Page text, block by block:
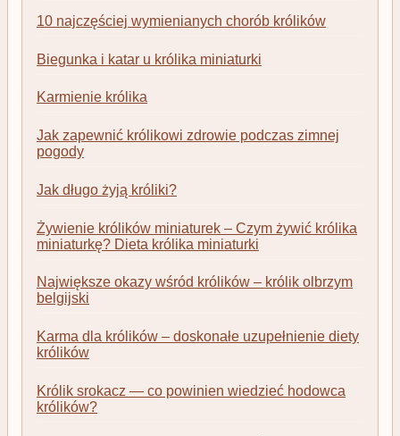
10 najczęściej wymienianych chorób królików
Biegunka i katar u królika miniaturki
Karmienie królika
Jak zapewnić królikowi zdrowie podczas zimnej
pogody
Jak długo żyją króliki?
Żywienie królików miniaturek – Czym żywić królika
miniaturkę? Dieta królika miniaturki
Największe okazy wśród królików – królik olbrzym
belgijski
Karma dla królików – doskonałe uzupełnienie diety
królików
Królik srokacz — co powinien wiedzieć hodowca
królików?